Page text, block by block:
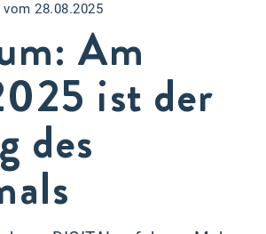
28.08.2025
Am
ist der
des